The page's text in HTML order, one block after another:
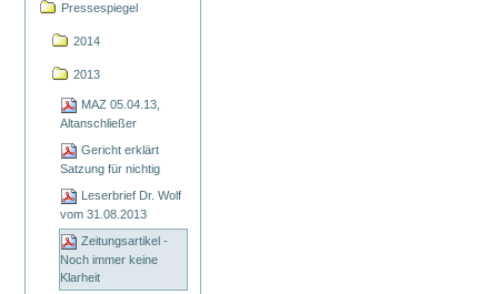
Pressespiegel
2014
2013
MAZ 05.04.13,
Altanschließer
Gericht erklärt
Satzung für nichtig
Leserbrief Dr. Wolf
vom 31.08.2013
Zeitungsartikel -
Noch immer keine
Klarheit